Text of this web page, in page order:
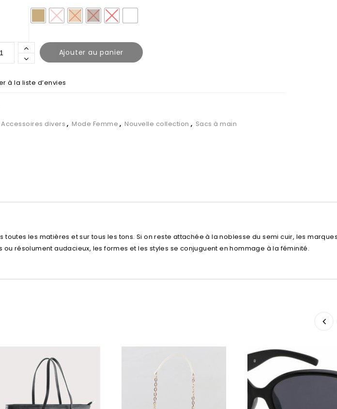
Ajouter au panier
à la liste d’envies
Accessoires divers , Mode Femme , Nouvelle collection , Sacs à main
les matières et sur tous les tons. Si on reste attachée à la noblesse du semi cuir, les
résolument audacieux, les formes et les styles se conjuguent en hommage à la féminité.